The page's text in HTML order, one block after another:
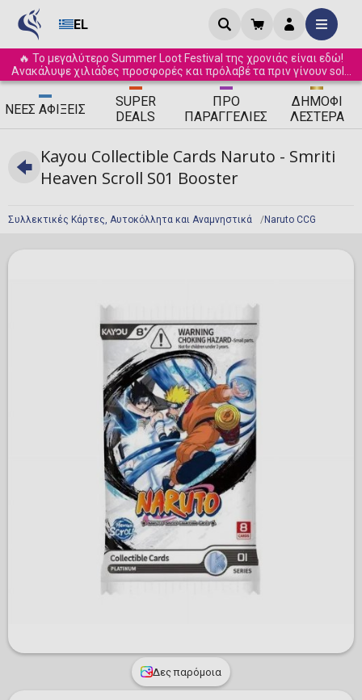
EL
🔥 Το μεγαλύτερο Summer Loot Festival της χρονιάς είναι εδώ!
Ανακάλυψε χιλιάδες προσφορές και πρόλαβέ τα πριν γίνουν sold
out! ☀️
ΝΈΕΣ ΑΦΊΞΕΙΣ
SUPER
DEALS
ΠΡΟ
ΠΑΡΑΓΓΕΛΊΕΣ
ΔΗΜΟΦΙ
ΛΈΣΤΕΡΑ
Συλλεκτικές Κάρτες, Αυτοκόλλητα και Αναμνηστικά Naruto CCG
Kayou Collectible Cards Naruto - Smriti
Heaven Scroll S01 Booster
Δες παρόμοια